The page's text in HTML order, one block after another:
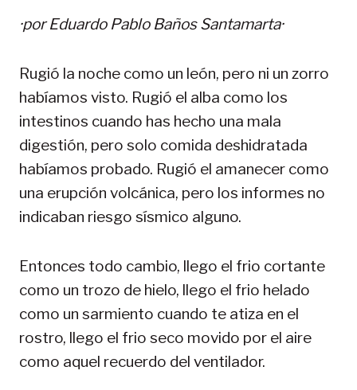
·por Eduardo Pablo Baños Santamarta·
Rugió la noche como un león, pero ni un zorro
habíamos visto. Rugió el alba como los
intestinos cuando has hecho una mala
digestión, pero solo comida deshidratada
habíamos probado. Rugió el amanecer como
una erupción volcánica, pero los informes no
indicaban riesgo sísmico alguno.
Entonces todo cambio, llego el frio cortante
como un trozo de hielo, llego el frio helado
como un sarmiento cuando te atiza en el
rostro, llego el frio seco movido por el aire
como aquel recuerdo del ventilador.